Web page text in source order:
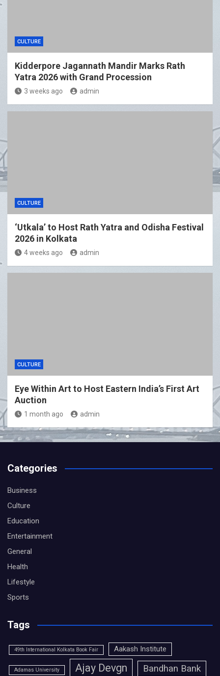
CULTURE
Kidderpore Jagannath Mandir Marks Rath
Yatra 2026 with Grand Procession
3 weeks ago admin
CULTURE
‘Utkala’ to Host Rath Yatra and Odisha Festival
2026 in Kolkata
4 weeks ago admin
CULTURE
Eye Within Art to Host Eastern India’s First Art
Auction
1 month ago admin
Categories
Business
Culture
Education
Entertainment
General
Health
Lifestyle
Sports
Tags
49th International Kolkata Book Fair Aakash Institute
Adamas University Ajay Devgn Bandhan Bank